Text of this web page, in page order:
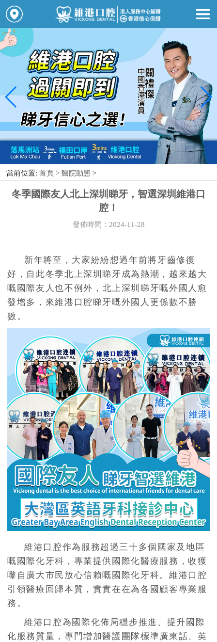
當前位置: 首頁 >醫院動態 >
冬季國際友人北上深圳睇牙，智選深圳維港口
腔！
發佈時間：2024-11-28
新年將至，大家紛紛想過年前將牙齒修復
好，自此冬季北上深圳睇牙成為熱潮，越來越大
嘅 國際友人也不例外，北上深圳睇牙嘅外國人愈
發增多，來維港口腔睇牙嘅外國人更係數不勝
數。
維港口腔作為服務超過三十多個國家及地區
嘅國際化牙科，專業提供國際化醫療服務，收獲
嚟自廣大市民放心信賴嘅國際化牙科。維港口腔
引領醫療回歸本質，實實在在為各國顧客專業服
務。
維港口腔為國際化佈局穩步推進、提升國際
化服務質量，專門增加醫護團隊標準廣東話、英